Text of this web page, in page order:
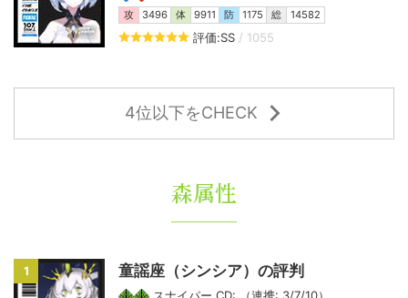
攻 3496 体 9911 防 1175 総 14582
評価:SS / 1055
4位以下をCHECK
森属性
1 童謡座（シンシア）の評判
スナイパー CD: （連携: 3/7/10）